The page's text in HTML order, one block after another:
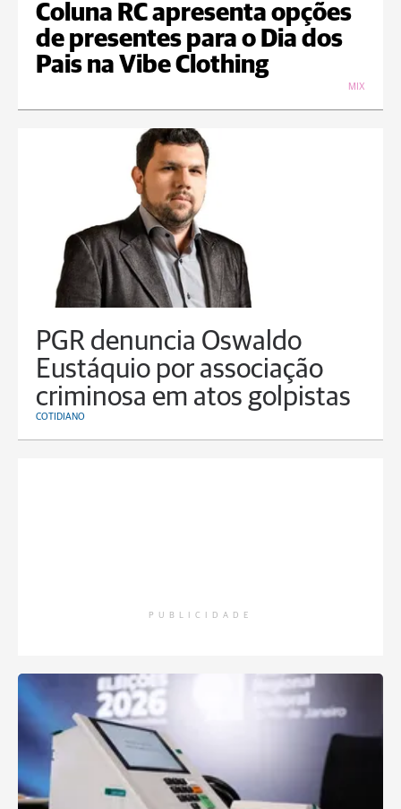
Coluna RC apresenta opções
de presentes para o Dia dos
Pais na Vibe Clothing
MIX
PGR denuncia Oswaldo
Eustáquio por associação
criminosa em atos golpistas
COTIDIANO
PUBLICIDADE